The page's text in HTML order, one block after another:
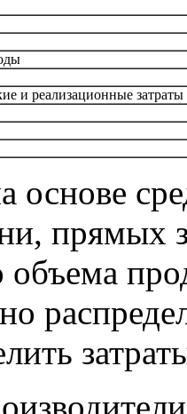
и реализационные затраты
основе
прямых